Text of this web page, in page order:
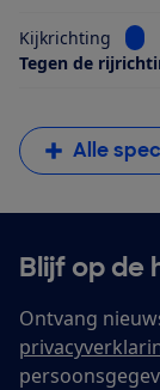
Kijkrichting
Tegen de
Alle
Blijf op de
Ontvang